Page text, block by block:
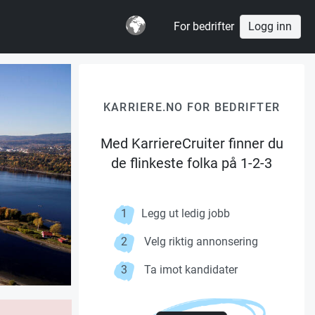
For bedrifter Logg inn
KARRIERE.NO FOR BEDRIFTER
Med KarriereCruiter finner du
de flinkeste folka på 1-2-3
1 Legg ut ledig jobb
2 Velg riktig annonsering
3 Ta imot kandidater